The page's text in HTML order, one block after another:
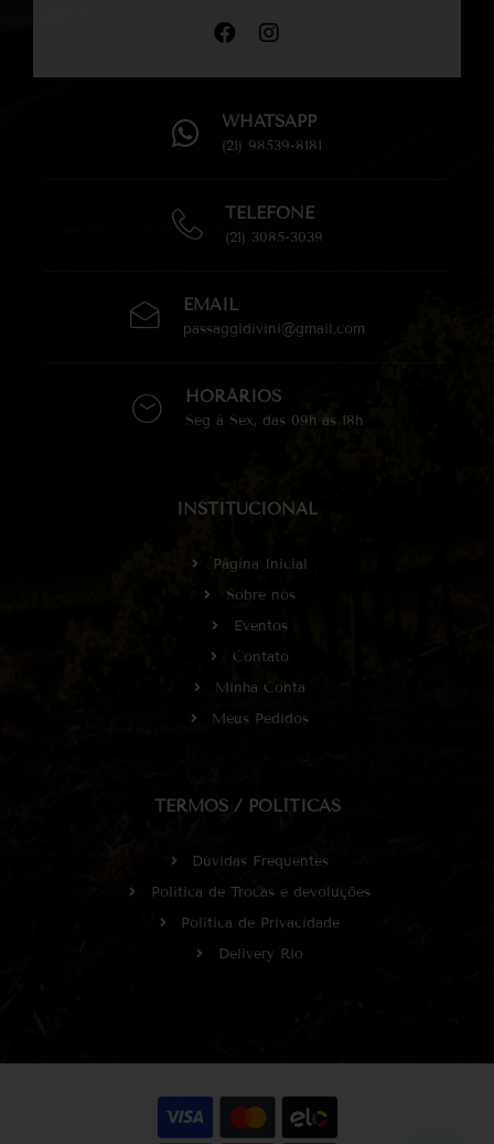
WHATSAPP
(21) 98539-8181
TELEFONE
(21) 3085-3039
EMAIL
passaggidivini@gmail.com
HORÁRIOS
Seg à Sex, das 09h às 18h
INSTITUCIONAL
Página Inicial
Sobre nós
Eventos
Contato
Minha Conta
Meus Pedidos
TERMOS / POLÍTICAS
Dúvidas Frequentes
Política de Trocas e devoluções
Política de Privacidade
Delivery Rio